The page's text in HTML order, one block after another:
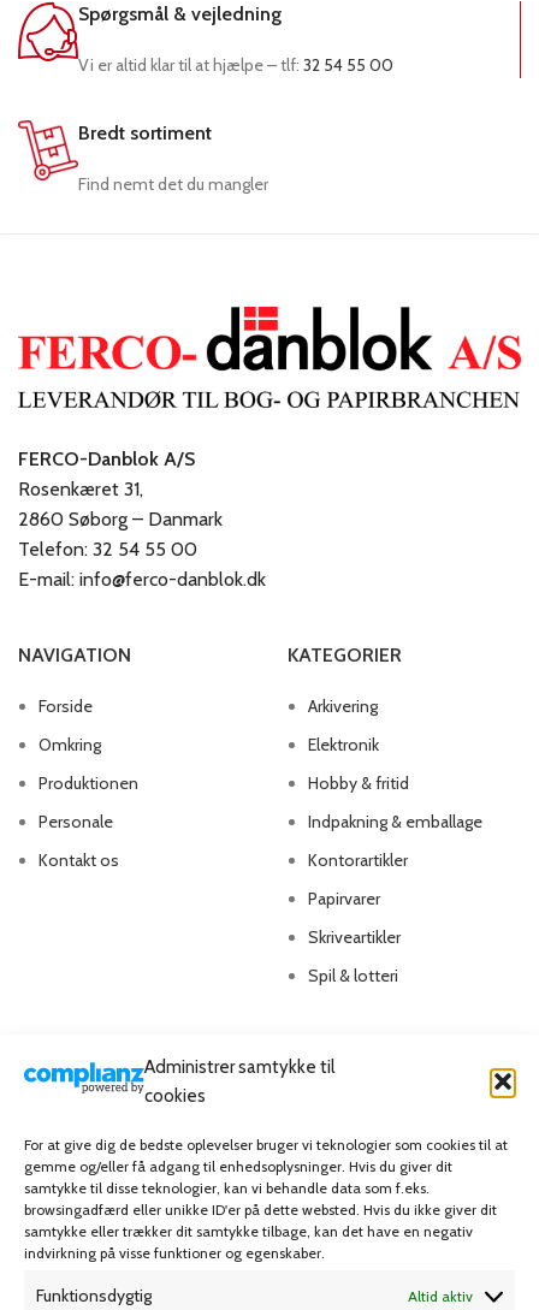
Administrer samtykke til
cookies
For at give dig de bedste oplevelser bruger vi teknologier som cookies til at
gemme og/eller få adgang til enhedsoplysninger. Hvis du giver dit
samtykke til disse teknologier, kan vi behandle data som f.eks.
browsingadfærd eller unikke ID'er på dette websted. Hvis du ikke giver dit
samtykke eller trækker dit samtykke tilbage, kan det have en negativ
indvirkning på visse funktioner og egenskaber.
Funktionsdygtig Altid aktiv
Spørgsmål & vejledning
Vi er altid klar til at hjælpe – tlf: 32 54 55 00
Bredt sortiment
Find nemt det du mangler
FERCO-Danblok A/S
Rosenkæret 31,
2860 Søborg – Danmark
Telefon: 32 54 55 00
E-mail: info@ferco-danblok.dk
NAVIGATION
Forside
Omkring
Produktionen
Personale
Kontakt os
KATEGORIER
Arkivering
Elektronik
Hobby & fritid
Indpakning & emballage
Kontorartikler
Papirvarer
Skriveartikler
Spil & lotteri
Kontoinformationer
Adresser
Favoritliste
Bliv kunde
Cookie Politik (EU)